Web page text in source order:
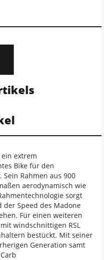
ein extrem
Bike für den
Rahmen aus 900
aerodynamisch wie
sorgt
Speed des Madone
Für einen weiteren
windschnittigen RSL
bestückt. Mit seiner
Generation samt